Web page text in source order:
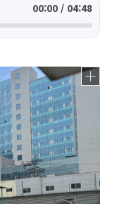
00:00 / 04:48